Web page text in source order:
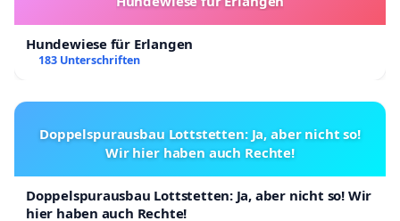
Hundewiese für Erlangen
183 Unterschriften
Doppelspurausbau Lottstetten: Ja, aber nicht so!
Wir hier haben auch Rechte!
Doppelspurausbau Lottstetten: Ja, aber nicht so! Wir
hier haben auch Rechte!